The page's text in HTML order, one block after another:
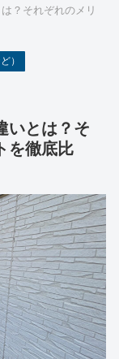
？それぞれのメリ
）
いとは？そ
を徹底比